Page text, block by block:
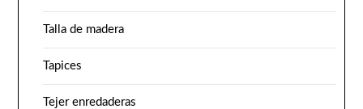
Talla de madera
Tapices
Tejer enredaderas